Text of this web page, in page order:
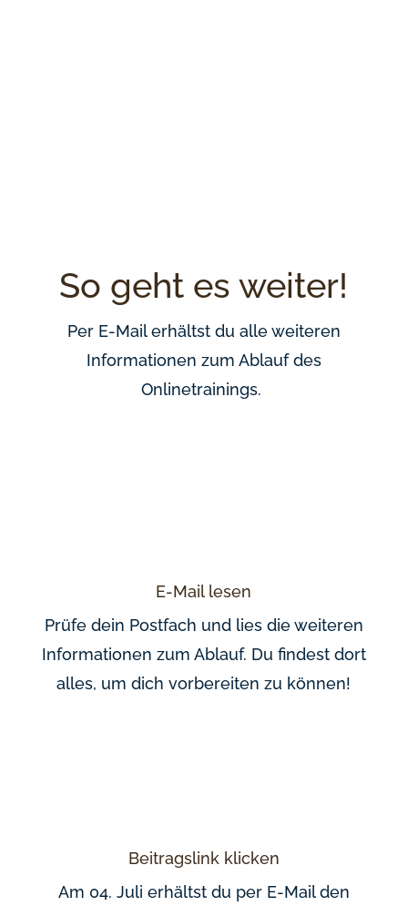
So geht es weiter!
Per E-Mail erhältst du alle weiteren
Informationen zum Ablauf des
Onlinetrainings.
E-Mail lesen
Prüfe dein Postfach und lies die weiteren
Informationen zum Ablauf. Du findest dort
alles, um dich vorbereiten zu können!
Beitragslink klicken
Am 04. Juli erhältst du per E-Mail den